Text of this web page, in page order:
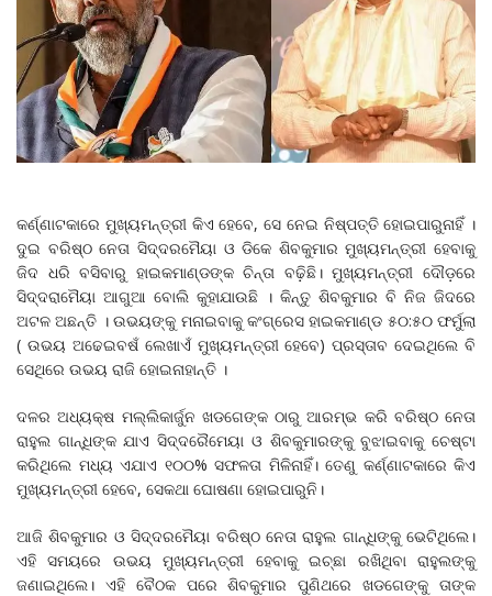
କର୍ଣ୍ଣାଟକାରେ ମୁଖ୍ୟମନ୍ତ୍ରୀ କିଏ ହେବେ, ସେ ନେଇ ନିଷ୍ପତ୍ତି ହୋଇପାରୁନାହିଁ ।
ଦୁଇ ବରିଷ୍ଠ ନେତା ସିଦ୍ଦରମୈୟା ଓ ଡିକେ ଶିବକୁମାର ମୁଖ୍ୟମନ୍ତ୍ରୀ ହେବାକୁ
ଜିଦ ଧରି ବସିବାରୁ ହାଇକମାଣ୍ଡଙ୍କ ଚିନ୍ତା ବଢ଼ିଛି। ମୁଖ୍ୟମନ୍ତ୍ରୀ ଦୌଡ଼ରେ
ସିଦ୍ଦରାମୈୟା ଆଗୁଆ ବୋଲି କୁହାଯାଉଛି । କିନ୍ତୁ ଶିବକୁମାର ବି ନିଜ ଜିଦରେ
ଅଟଳ ଅଛନ୍ତି । ଉଭୟଙ୍କୁ ମନାଇବାକୁ କଂଗ୍ରେସ ହାଇକମାଣ୍ଡ ୫୦:୫୦ ଫର୍ମୁଲା
( ଉଭୟ ଅଢେଇବଷଁ ଲେଖାଏଁ ମୁଖ୍ୟମନ୍ତ୍ରୀ ହେବେ) ପ୍ରସ୍ତାବ ଦେଇଥିଲେ ବି
ସେଥିରେ ଉଭୟ ରାଜି ହୋଇନାହାନ୍ତି ।
ଦଳର ଅଧ୍ୟକ୍ଷ ମଲ୍ଲିକାର୍ଜୁନ ଖଡଗେଙ୍କ ଠାରୁ ଆରମ୍ଭ କରି ବରିଷ୍ଠ ନେତା
ରାହୁଲ ଗାନ୍ଧିଙ୍କ ଯାଏ ସିଦ୍ଦରୈମେୟା ଓ ଶିବକୁମାରଙ୍କୁ ବୁଝାଇବାକୁ ଚେଷ୍ଟା
କରିଥିଲେ ମଧ୍ୟ ଏଯାଏ ୧୦୦% ସଫଳତା ମିଳିନାହିଁ। ତେଣୁ କର୍ଣ୍ଣାଟକାରେ କିଏ
ମୁଖ୍ୟମନ୍ତ୍ରୀ ହେବେ, ସେକଥା ଘୋଷଣା ହୋଇପାରୁନି।
ଆଜି ଶିବକୁମାର ଓ ସିଦ୍ଦରମୈୟା ବରିଷ୍ଠ ନେତା ରାହୁଲ ଗାନ୍ଧିଙ୍କୁ ଭେଟିଥିଲେ।
ଏହି ସମୟରେ ଉଭୟ ମୁଖ୍ୟମନ୍ତ୍ରୀ ହେବାକୁ ଇଚ୍ଛା ରଖିଥିବା ରାହୁଲଙ୍କୁ
ଜଣାଇଥିଲେ। ଏହି ବୈଠକ ପରେ ଶିବକୁମାର ପୁଣିଥରେ ଖଡଗେଙ୍କୁ ତାଙ୍କ